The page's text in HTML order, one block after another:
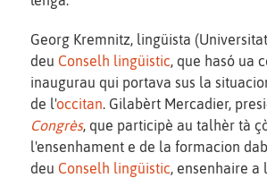
Georg Kremnitz, lingüista
deu Conselh lingüistic, que hasó ua
inaugurau qui portava sus la
de l'occitan. Gilabèrt Mercadier,
Congrès, que participè au talhèr tà
l'ensenhament e de la formacion
deu Conselh lingüistic, ensenhaire a